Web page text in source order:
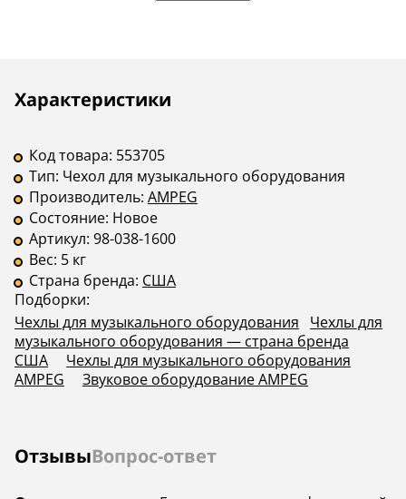
Описание
Характеристики
Инструкции
Код товара: 553705
Тип: Чехол для музыкального оборудования
Производитель: AMPEG
Состояние: Новое
Артикул: 98-038-1600
Вес: 5 кг
Страна бренда: США
Подборки:
Чехлы для музыкального оборудования
Чехлы для
музыкального оборудования — страна бренда
США
Чехлы для музыкального оборудования
AMPEG
Звуковое оборудование AMPEG
ОтзывыВопрос-ответ